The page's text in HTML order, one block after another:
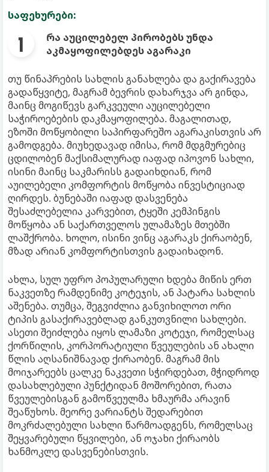
საფეხურები:
რა აუცილებელ პირობებს უნდა
აკმაყოფილებდეს აგარაკი
თუ წინაპრების სახლის განახლება და გაქირავება
გადაწყვიტე, მაგრამ ბევრის დახარჯვა არ გინდა,
მაინც მოგიწევს გარკვეული აუცილებელი
საჭიროებების დაკმაყოფილება. მაგალითად,
ეზოში მოწყობილი საპირფარეშო აგარაკისთვის არ
გამოდგება. მიუხედავად იმისა, რომ მდგმურებიც
ცდილობენ მაქსიმალურად იაფად იპოვონ სახლი,
ისინი მაინც საკმარისს გადაიხდიან, რომ
აუილებელი კომფორტის მოწყობა ინვესტიციად
ღირდეს. ბუნებაში იაფად დასვენება
შესაძლებელია კარვებით, ტყეში კემპინგის
მოწყობა ან საქართველოს ულამაზეს მთებში
ლაშქრობა. ხოლო, ისინი ვინც აგარაკს ქირაობენ,
მზად არიან კომფორტისთვის გადაიხადონ.
ახლა, სულ უფრო პოპულარული ხდება მიწის ერთ
ნაკვეთზე რამდენიმე კოტეჯის, ან პატარა სახლის
აშენება. თუმცა, შეგვიძლია განვიხილოთ ორი
ტიპის გასაქირავებლად განკუთვნილი სახლები.
ასეთი შეიძლება იყოს ლამაზი კოტეჯი, რომელსაც
ქორწილის, კორპორატიული წვეულების ან ახალი
წლის აღსანიშნავად ქირაობენ. მაგრამ მის
მოიჯარეებს ცალკე ნაკვეთი სჭირდებათ, მჭიდროდ
დასახლებული პუნქტიდან მოშორებით, რათა
წვეულებისგან გამოწვეულმა ხმაურმა არავინ
შეაწუხოს. მეორე ვარიანტს შედარებით
მოკრძალებული სახლი წარმოადგენს, რომელსაც
შეყვარებული წყვილები, ან ოჯახი ქირაობს
ხანმოკლე დასვენებისთვის.